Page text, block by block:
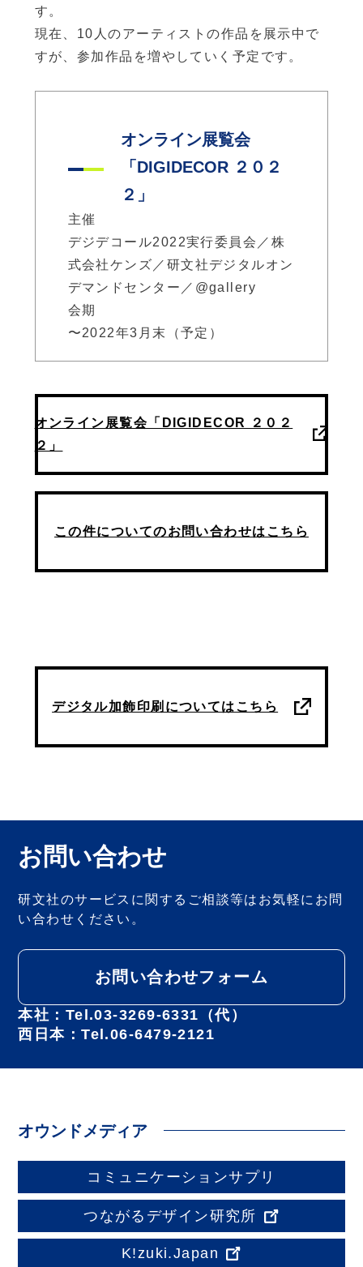
す。
現在、10人のアーティストの作品を展示中で
すが、参加作品を増やしていく予定です。
オンライン展覧会
「DIGIDECOR ２０２
２」
主催
デジデコール2022実行委員会／株
式会社ケンズ／研文社デジタルオン
デマンドセンター／@gallery
会期
〜2022年3月末（予定）
オンライン展覧会「DIGIDECOR ２０２
２」
この件についてのお問い合わせはこちら
デジタル加飾印刷についてはこちら
お問い合わせ
研文社のサービスに関するご相談等は お気軽にお問
い合わせください。
お問い合わせフォーム
本社：Tel.03-3269-6331（代）
西日本：Tel.06-6479-2121
オウンドメディア
コミュニケーションサプリ
つながるデザイン研究所
K!zuki.Japan